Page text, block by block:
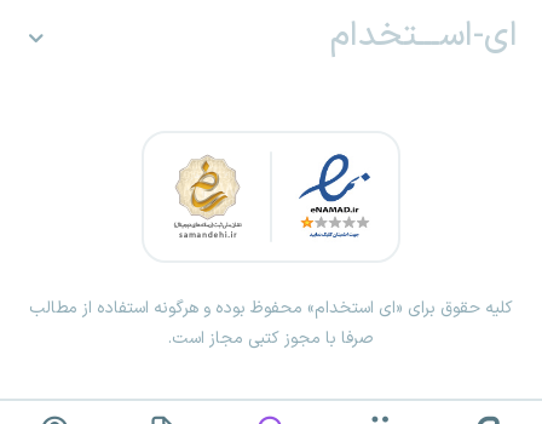
ای-اســـتخدام
کلیه حقوق برای «ای استخدام» محفوظ بوده و هرگونه استفاده از مطالب
صرفا با مجوز کتبی مجاز است.